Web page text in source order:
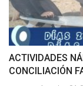
ACTIVIDADES
CONCILIACIÓN